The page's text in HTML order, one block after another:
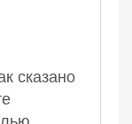
сказано